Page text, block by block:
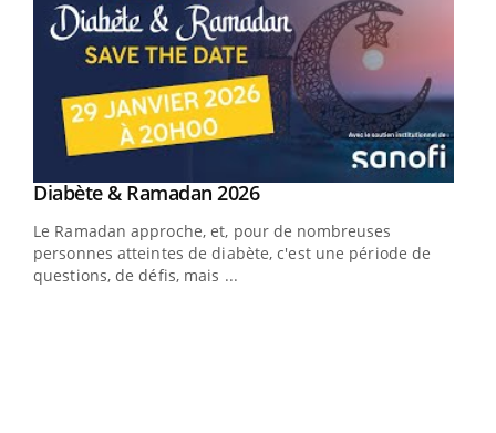
Youtube
Diabète & Ramadan 2026Youtube
Le Ramadan approche, et, pour de nombreuses
personnes atteintes de diabète, c'est une période de
questions, de défis, mais ...